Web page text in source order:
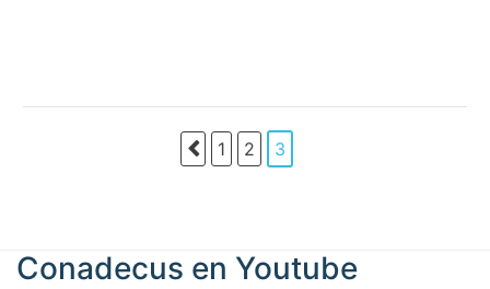
1 2 3
Conadecus en Youtube